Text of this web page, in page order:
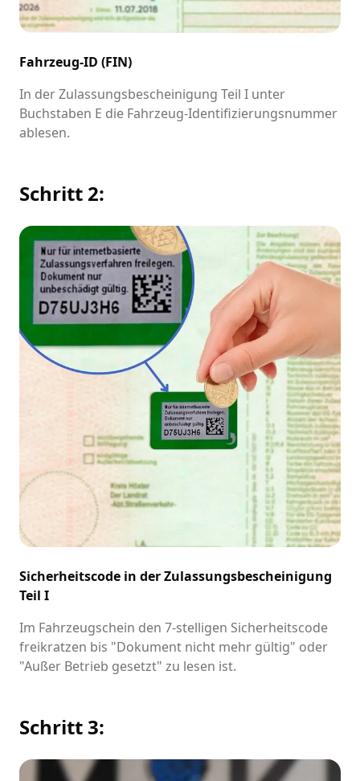
Fahrzeug-ID (FIN)
In der Zulassungsbescheinigung Teil I unter
Buchstaben E die Fahrzeug-Identifizierungsnummer
ablesen.
Schritt 2:
Sicherheitscode in der Zulassungsbescheinigung
Teil I
Im Fahrzeugschein den 7-stelligen Sicherheitscode
freikratzen bis "Dokument nicht mehr gültig" oder
"Außer Betrieb gesetzt" zu lesen ist.
Schritt 3: